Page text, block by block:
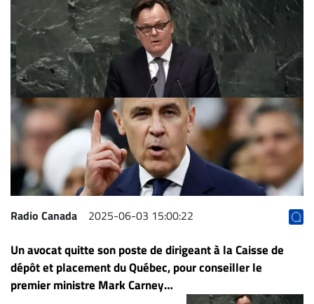
Bureaux
Conseillers
Juridiques
Campus
Carrière
Archives
CARRIÈRE
ET
EMPLOIS
ET
JURISTES
Radio Canada 2025-06-03 15:00:22
Un avocat quitte son poste de dirigeant à la Caisse de
dépôt et placement du Québec, pour conseiller le
premier ministre Mark Carney…